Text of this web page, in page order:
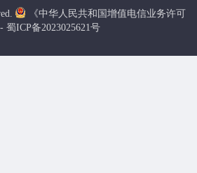
《中华人民共和国增值电信业务许可
蜀ICP备2023025621号